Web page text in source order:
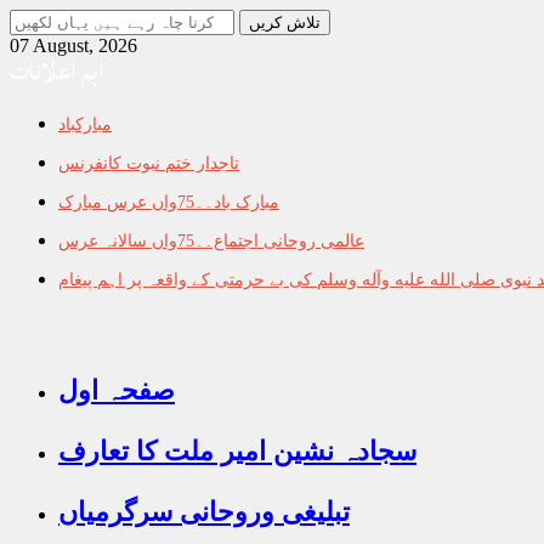
جو
تلاش
یہاں
07 August, 2026
اہم اعلانات
مبارکباد
تاجدار ختم نبوت کانفرنس
مبارک باد۔۔75واں عرس مبارک
عالمی روحانی اجتماع۔۔75واں سالانہ عرس
نبوی صلى الله عليه وآله وسلم کی بے حرمتی کے واقعہ پر اہم پیغام
صفحہ اول
سجادہ نشین امیر ملت کا تعارف
تبلیغی وروحانی سرگرمیاں